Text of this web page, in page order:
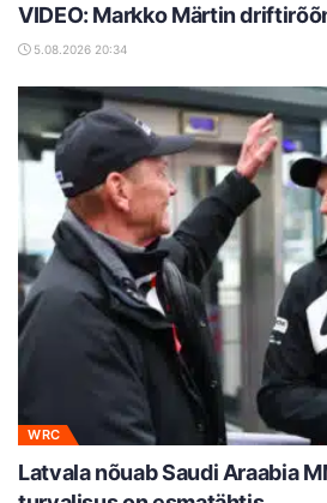
VIDEO: Markko Märtin
5.08.2026 20:34
WRC
Latvala nõuab Saudi Araabia